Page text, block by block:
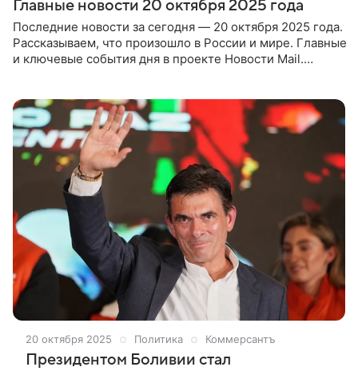
Главные новости 20 октября 2025 года
Последние новости за сегодня — 20 октября 2025 года.
Рассказываем, что произошло в России и мире. Главные
и ключевые события дня в проекте Новости Mail.
20 октября 2025 Политика Коммерсантъ
Президентом Боливии стал